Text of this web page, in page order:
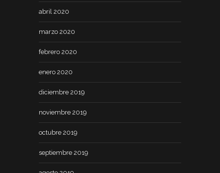
abril 2020
marzo 2020
febrero 2020
enero 2020
diciembre 2019
noviembre 2019
octubre 2019
septiembre 2019